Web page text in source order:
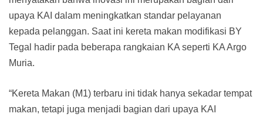
upaya KAI dalam meningkatkan standar pelayanan
kepada pelanggan. Saat ini kereta makan modifikasi BY
Tegal hadir pada beberapa rangkaian KA seperti KA Argo
Muria.
“Kereta Makan (M1) terbaru ini tidak hanya sekadar tempat
makan, tetapi juga menjadi bagian dari upaya KAI